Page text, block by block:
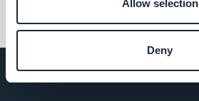
Allow selection
Deny